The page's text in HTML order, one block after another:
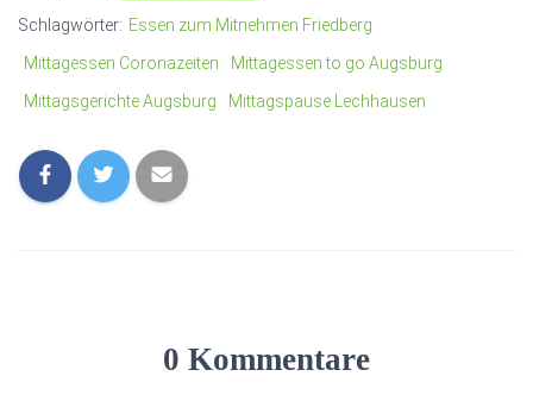
Schlagwörter: Essen zum Mitnehmen Friedberg
Mittagessen Coronazeiten
Mittagessen to go Augsburg
Mittagsgerichte Augsburg
Mittagspause Lechhausen
0 Kommentare